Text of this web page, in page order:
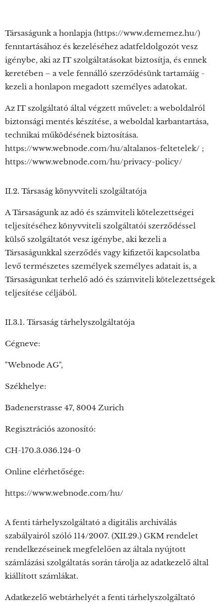
Társaságunk a honlapja (https://www.dememez.hu/)
fenntartásához és kezeléséhez adatfeldolgozót vesz
igénybe, aki az IT szolgáltatásokat biztosítja, és ennek
keretében – a vele fennálló szerződésünk tartamáig -
kezeli a honlapon megadott személyes adatokat.
Az IT szolgáltató által végzett művelet: a weboldalról
biztonsági mentés készítése, a weboldal karbantartása,
technikai működésének biztosítása.
https://www.webnode.com/hu/altalanos-feltetelek/ ;
https://www.webnode.com/hu/privacy-policy/
II.2. Társaság könyvviteli szolgáltatója
A Társaságunk az adó és számviteli kötelezettségei
teljesítéséhez könyvviteli szolgáltatói szerződéssel
külső szolgáltatót vesz igénybe, aki kezeli a
Társaságunkkal szerződés vagy kifizetői kapcsolatba
levő természetes személyek személyes adatait is, a
Társaságunkat terhelő adó és számviteli kötelezettségek
teljesítése céljából.
II.3.1. Társaság tárhelyszolgáltatója
Cégneve:
"Webnode AG",
Székhelye:
Badenerstrasse 47, 8004 Zurich
Regisztrációs azonosító:
CH-170.3.036.124-0
Online elérhetősége:
https://www.webnode.com/hu/
A fenti tárhelyszolgáltató a digitális archiválás
szabályairól szóló 114/2007. (XII.29.) GKM rendelet
rendelkezéseinek megfelelően az általa nyújtott
számlázási szolgáltatás során tárolja az adatkezelő által
kiállított számlákat.
Adatkezelő webtárhelyét a fenti tárhelyszolgáltató